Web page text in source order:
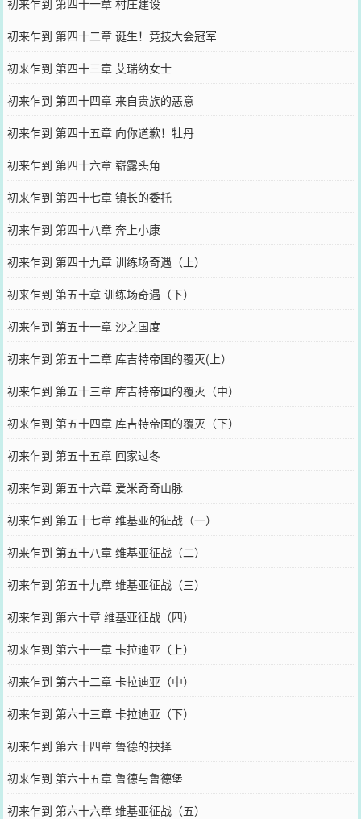
初来乍到 第四十二章 诞生！竞技大会冠军
初来乍到 第四十三章 艾瑞纳女士
初来乍到 第四十四章 来自贵族的恶意
初来乍到 第四十五章 向你道歉！牡丹
初来乍到 第四十六章 崭露头角
初来乍到 第四十七章 镇长的委托
初来乍到 第四十八章 奔上小康
初来乍到 第四十九章 训练场奇遇（上）
初来乍到 第五十章 训练场奇遇（下）
初来乍到 第五十一章 沙之国度
初来乍到 第五十二章 库吉特帝国的覆灭(上）
初来乍到 第五十三章 库吉特帝国的覆灭（中）
初来乍到 第五十四章 库吉特帝国的覆灭（下）
初来乍到 第五十五章 回家过冬
初来乍到 第五十六章 爱米奇奇山脉
初来乍到 第五十七章 维基亚的征战（一）
初来乍到 第五十八章 维基亚征战（二）
初来乍到 第五十九章 维基亚征战（三）
初来乍到 第六十章 维基亚征战（四）
初来乍到 第六十一章 卡拉迪亚（上）
初来乍到 第六十二章 卡拉迪亚（中）
初来乍到 第六十三章 卡拉迪亚（下）
初来乍到 第六十四章 鲁德的抉择
初来乍到 第六十五章 鲁德与鲁德堡
初来乍到 第六十六章 维基亚征战（五）